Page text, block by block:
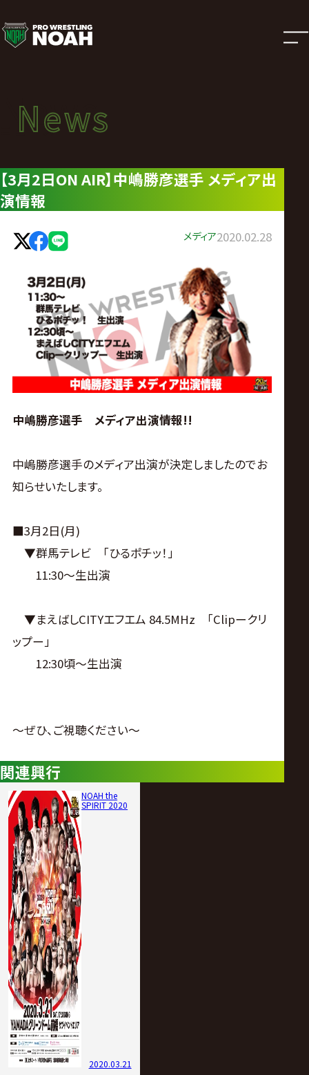
ニ
ュ
ー
ス
|
プ
ロ
ン
グ・
ノ
公
サ
News
ニュース
News
【3月2日ON AIR】中嶋勝彦選手 メディア出
演情報
メディア2020.02.28
中嶋勝彦選手 メディア出演情報!!
中嶋勝彦選手のメディア出演が決定しましたのでお
知らせいたします。
■3月2日(月)
▼群馬テレビ 「ひるポチッ！」
11:30〜生出演
▼まえばしCITYエフエム 84.5MHz 「Clipークリ
ップー」
12:30頃〜生出演
〜ぜひ、ご視聴ください〜
関連興行
NOAH the
SPIRIT 2020
2020.03.21